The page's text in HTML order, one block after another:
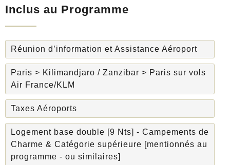
Inclus au Programme
Réunion d’information et Assistance Aéroport
Paris > Kilimandjaro / Zanzibar > Paris sur vols
Air France/KLM
Taxes Aéroports
Logement base double [9 Nts] - Campements de
Charme & Catégorie supérieure [mentionnés au
programme - ou similaires]